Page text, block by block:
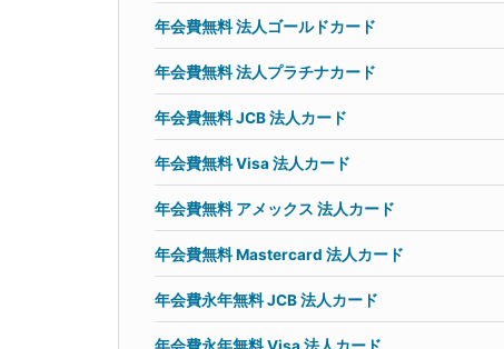
年会費無料 法人ゴールドカード
年会費無料 法人プラチナカード
年会費無料 JCB 法人カード
年会費無料 Visa 法人カード
年会費無料 アメックス 法人カード
年会費無料 Mastercard 法人カード
年会費永年無料 JCB 法人カード